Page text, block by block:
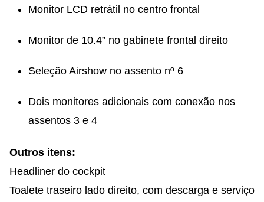
Monitor LCD retrátil no centro frontal
Monitor de 10.4” no gabinete frontal direito
Seleção Airshow no assento nº 6
Dois monitores adicionais com conexão nos
assentos 3 e 4
Outros itens:
Headliner do cockpit
Toalete traseiro lado direito, com descarga e serviço